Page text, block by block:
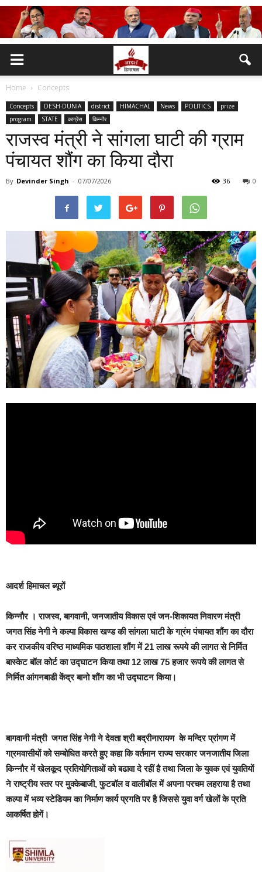
Home Concepts
Concepts DESH-DUNIA district HIMACHAL News POLITICS
prize
program
STATE काग्रेंस किन्नौर
राजस्व मंत्री ने सांगला घाटी की ग्राम
पंचायत शौंग का किया दौरा
By Devinder Singh - 07/07/2026 0
36
आदर्श हिमाचल ब्यूरों
किन्नौर। राजस्व, बागवानी, जनजातीय विकास एवं जन-शिकायत निवारण मंत्री
जगत सिंह नेगी ने कल्पा विकास खण्ड की सांगला घाटी के गा्रंम पंचायत शौंग का दौरा
कर राजकीय वरिष्ठ माध्यमिक पाठशाला शौंग में 21 लाख रूपये की लागत से निर्मित
बास्केट बॉल कोर्ट का उद्घाटन किया तथा 12 लाख 75 हजार रूपये की लागत से
निर्मित आंगनबाडी केंद्र बानो शौंग का भी उद्घाटन किया।
बागवानी मंत्री जगत सिंह नेगी ने देवता श्री बद्रीनारायण के मन्दिर प्रांगण में
गा्रमवासीयों को सम्बोधित करते हुए कहा कि वर्तमान राज्य सरकार जनजातीय जिला
किन्नौर में खेलकूद प्रतियोगिताओं को बढावा दे रहीं है तथा जिला के युवक एवं युवतियों
ने राष्ट्रीय स्तर पर मुक्केबाजी, फुटबॉल व वालीबॉल में अपना परचम लहराया है तथा
कल्पा में भव्य स्टेडियम का निर्माण कार्य प्रगति पर है जिससे युवा वर्ग खेलों के प्रति
आकर्षित होगें।